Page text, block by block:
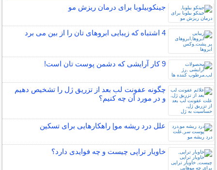
جینکوبیلوبا برای درمان ریزش مو
4 اشتباه که زیبایی ابروهای تان را از بین می برد
9 کار آرایشی که دشمن پوست تان است!
چگونه عفونت لب بعد از تزریق ژل را تشخیص دهیم
و در مورد آن چه کنیم؟
علل درد ریشه مو| راهکارهایی برای تسکین
خاویار تراپی چیست و چه فوایدی دارد؟